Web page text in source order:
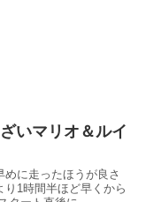
いマリオ＆ルイ
に走ったほうが良さ
1時間半ほど早くから